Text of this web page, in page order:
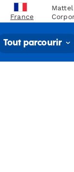
France
Mattel
Tout parcourir